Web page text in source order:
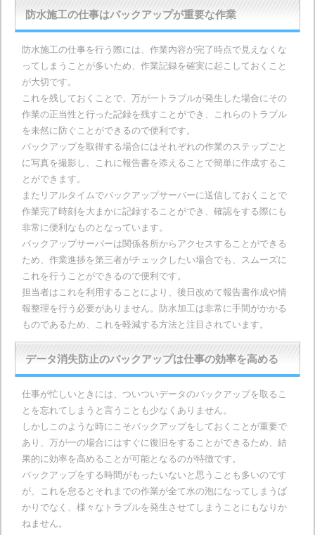
防水施工の仕事はバックアップが重要な作業
防水施工の仕事を行う際には、作業内容が完了時点で見えなくな
ってしまうことが多いため、作業記録を確実に起こしておくこと
が大切です。
これを残しておくことで、万が一トラブルが発生した場合にその
作業の正当性と行った記録を残すことができ、これらのトラブル
を未然に防ぐことができるので便利です。
バックアップを取得する場合にはそれぞれの作業のステップごと
に写真を撮影し、これに報告書を添えることで簡単に作成するこ
とができます。
またリアルタイムでバックアップサーバーに送信しておくことで
作業完了時刻を大まかに記録することができ、確認をする際にも
非常に便利なものとなっています。
バックアップサーバーは関係各所からアクセスすることができる
ため、作業進捗を第三者がチェックしたい場合でも、スムーズに
これを行うことができるので便利です。
担当者はこれを利用することにより、後日改めて報告書作成や情
報整理を行う必要がありません。防水加工は非常に手間がかかる
ものであるため、これを軽減する方法と注目されています。
データ消失防止のバックアップは仕事の効率を高める
仕事が忙しいときには、ついついデータのバックアップを取るこ
とを忘れてしまうと言うことも少なくありません。
しかしこのような時にこそバックアップをしておくことが重要で
あり、万が一の場合にはすぐに復旧をすることができるため、結
果的に効率を高めることが可能となるのが特徴です。
バックアップをする時間がもったいないと思うことも多いのです
が、これを怠るとそれまでの作業が全て水の泡になってしまうば
かりでなく、様々なトラブルを発生させてしまうことにもなりか
ねません。